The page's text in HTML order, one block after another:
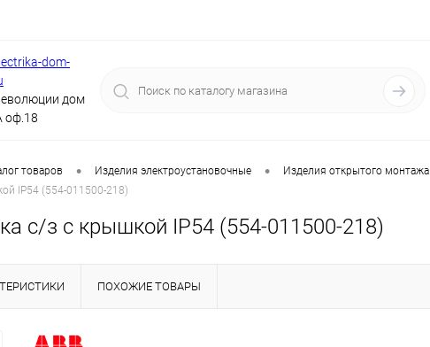
dom-
дом
оф.18
товаров • Изделия электроустановочные • Изделия открытого монтажа
IP54 (554-011500-218)
с/з c крышкой IP54 (554-011500-218)
ПОХОЖИЕ ТОВАРЫ